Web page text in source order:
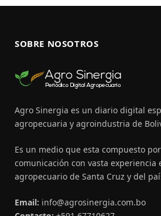
SOBRE NOSOTROS
Agro Sinergia es un diario digital
agropecuaria y agroindustria de
Es un medio que esta compuesto
comunicación con vasta experiencia
agropecuario de Santa Cruz y del
Email: info@agrosinergia.com.bo